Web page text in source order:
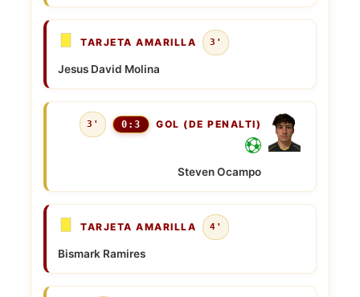
TARJETA AMARILLA 3'
Jesus David Molina
3' 0:3 GOL (DE PENALTI)
Steven Ocampo
TARJETA AMARILLA 4'
Bismark Ramires